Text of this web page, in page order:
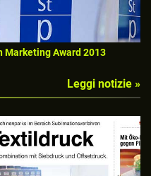
Marketing Award 2013
Leggi notizie »